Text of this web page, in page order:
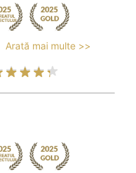
Arată mai multe >>